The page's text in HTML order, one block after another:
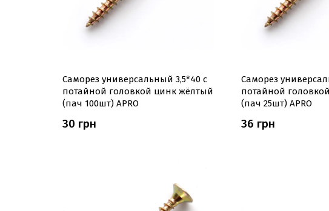
Саморез универсальный 3,5*40 с
потайной головкой цинк жёлтый
(пач 100шт) APRO
30 грн
Саморез
потайной
(пач 25шт) APRO
36 грн